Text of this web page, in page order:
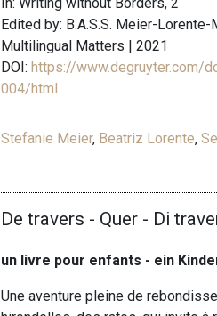
Edited by: B.A.S.S. Meier-Lorente-
Multilingual Matters | 2021
DOI: https://www.degruyter.com/
004/html
Stefanie Meier, Beatriz Lorente,
De travers - Quer - Di
un livre pour enfants - ein
Une aventure pleine de